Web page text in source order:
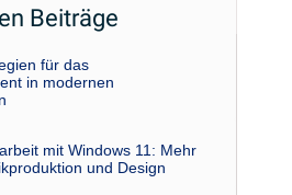
Beiträge
für das
in modernen
mit Windows 11: Mehr
und Design